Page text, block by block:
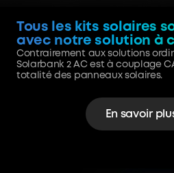
Tous les kits solaires
avec notre solution à
Contrairement aux solutions
Solarbank 2 AC est à couplage
totalité des panneaux solaires.
En savoir